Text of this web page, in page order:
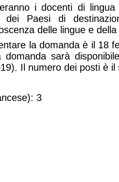
i docenti di
dei Paesi di
delle lingue e
la domanda è il 18
domanda sarà
Il numero dei posti è il
3